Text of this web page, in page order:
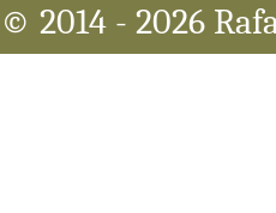
© 2014 - 2026